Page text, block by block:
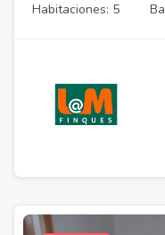
Habitaciones: 5